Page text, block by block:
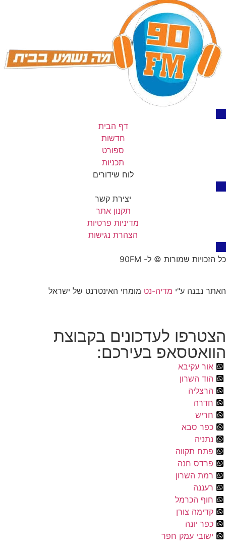
דף הבית
חדשות
ספורט
תכניות
לוח שידורים
יצירת קשר
תקנון אתר
מדיניות פרטיות
הצהרת נגישות
כל הזכויות שמורות © ל- 90FM
האתר נבנה ע"י מדיה-נט מומחי האינטרנט של ישראל
הצטרפו לעדכונים בקבוצת
הוואטסאפ בעירכם:
אור עקיבא
הוד השרון
הרצליה
חדרה
חריש
כפר סבא
נתניה
פתח תקווה
פרדס חנה
רמת השרון
רעננה
חוף הכרמל
קדימה צורן
כפר יונה
ישובי עמק חפר